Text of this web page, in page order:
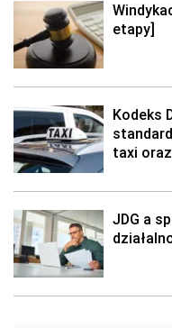
etapy]
Kodeks
taxi
JDG a